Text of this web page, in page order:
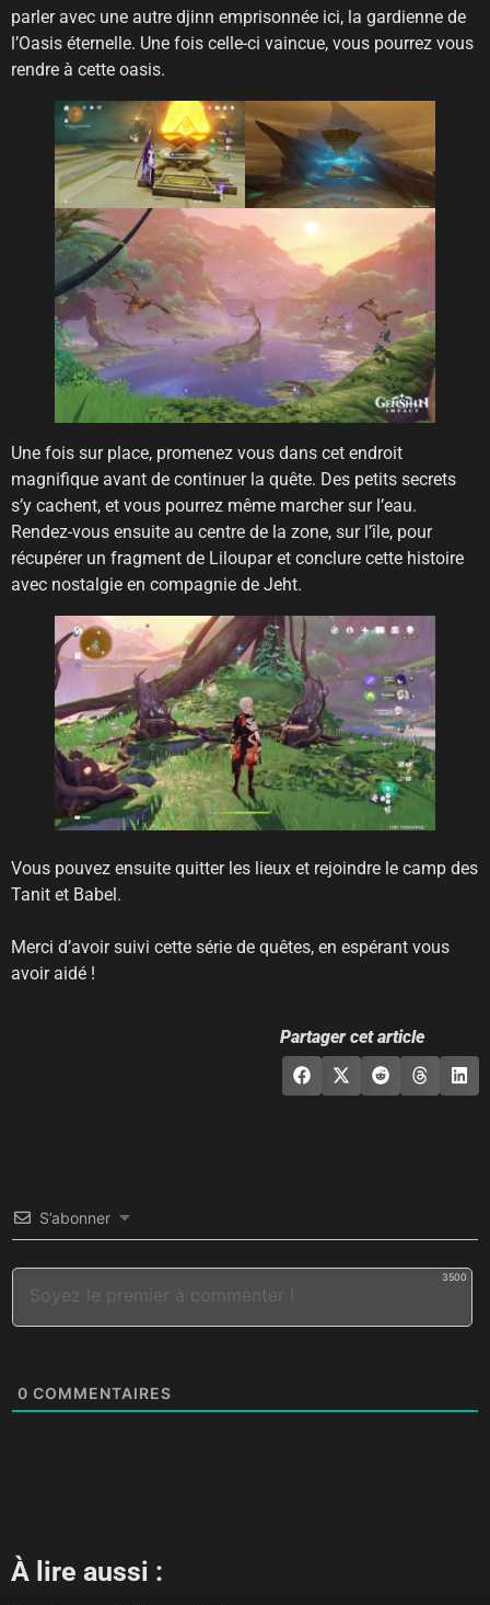
parler avec une autre djinn emprisonnée ici, la gardienne de
l’Oasis éternelle. Une fois celle-ci vaincue, vous pourrez vous
rendre à cette oasis.
Une fois sur place, promenez vous dans cet endroit
magnifique avant de continuer la quête. Des petits secrets
s’y cachent, et vous pourrez même marcher sur l’eau.
Rendez-vous ensuite au centre de la zone, sur l’île, pour
récupérer un fragment de Liloupar et conclure cette histoire
avec nostalgie en compagnie de Jeht.
Vous pouvez ensuite quitter les lieux et rejoindre le camp des
Tanit et Babel.
Merci d’avoir suivi cette série de quêtes, en espérant vous
avoir aidé !
Partager cet article
S’abonner
3500
0 COMMENTAIRES
À lire aussi :